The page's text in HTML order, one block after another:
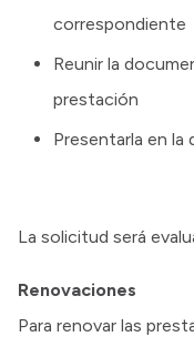
correspondiente
Reunir la
prestación
Presentarla en
La solicitud será
Renovaciones
Para renovar las